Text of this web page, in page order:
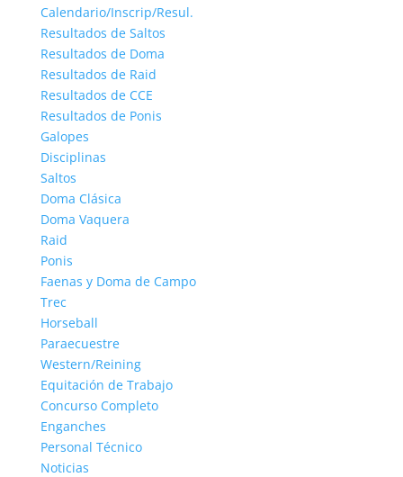
Calendario/Inscrip/Resul.
Resultados de Saltos
Resultados de Doma
Resultados de Raid
Resultados de CCE
Resultados de Ponis
Galopes
Disciplinas
Saltos
Doma Clásica
Doma Vaquera
Raid
Ponis
Faenas y Doma de Campo
Trec
Horseball
Paraecuestre
Western/Reining
Equitación de Trabajo
Concurso Completo
Enganches
Personal Técnico
Noticias